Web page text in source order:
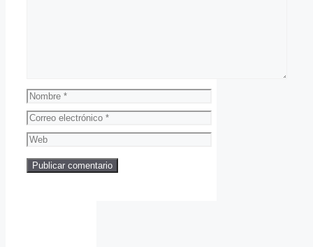
Nombre
Correo
electrónico
Web